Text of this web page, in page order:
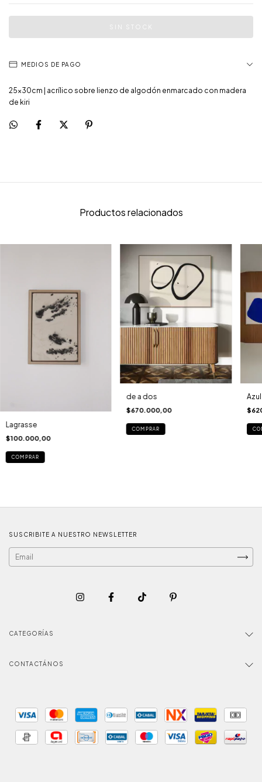
MEDIOS DE PAGO
25x30cm | acrílico sobre lienzo de algodón enmarcado con madera
de kiri
Productos relacionados
Lagrasse
$100.000,00
de a dos
$670.000,00
Azul
SUSCRIBITE A NUESTRO NEWSLETTER
CATEGORÍAS
CONTACTÁNOS